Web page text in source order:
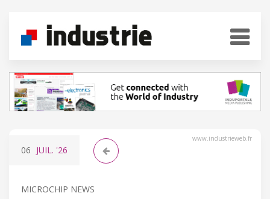
www.industrieweb.fr
06 JUIL. '26
MICROCHIP NEWS